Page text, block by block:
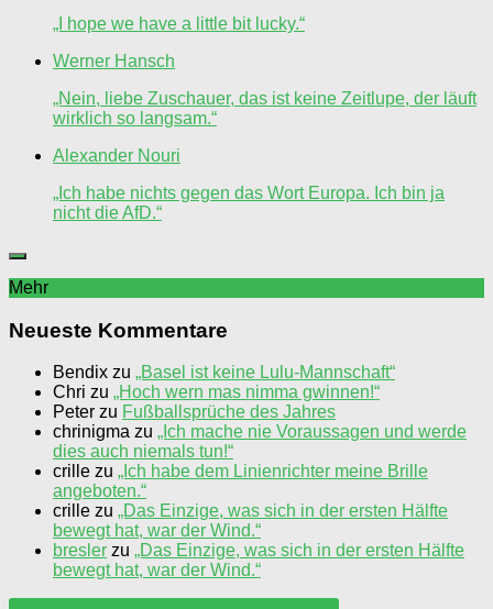
„I hope we have a little bit lucky.“
Werner Hansch
„Nein, liebe Zuschauer, das ist keine Zeitlupe, der läuft
wirklich so langsam.“
Alexander Nouri
„Ich habe nichts gegen das Wort Europa. Ich bin ja
nicht die AfD.“
Mehr
Neueste Kommentare
Bendix zu „Basel ist keine Lulu-Mannschaft“
Chri zu „Hoch wern mas nimma gwinnen!“
Peter zu Fußballsprüche des Jahres
chrinigma zu „Ich mache nie Voraussagen und werde
dies auch niemals tun!“
crille zu „Ich habe dem Linienrichter meine Brille
angeboten.“
crille zu „Das Einzige, was sich in der ersten Hälfte
bewegt hat, war der Wind.“
bresler zu „Das Einzige, was sich in der ersten Hälfte
bewegt hat, war der Wind.“